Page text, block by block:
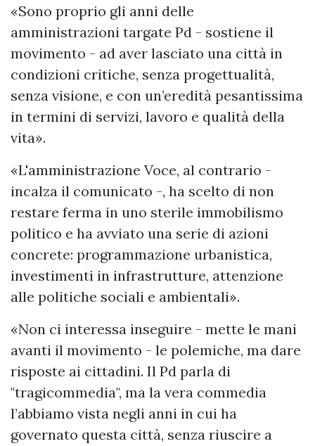
«Sono proprio gli anni delle
amministrazioni targate Pd - sostiene il
movimento - ad aver lasciato una città in
condizioni critiche, senza progettualità,
senza visione, e con un’eredità pesantissima
in termini di servizi, lavoro e qualità della
vita».
«L'amministrazione Voce, al contrario -
incalza il comunicato -, ha scelto di non
restare ferma in uno sterile immobilismo
politico e ha avviato una serie di azioni
concrete: programmazione urbanistica,
investimenti in infrastrutture, attenzione
alle politiche sociali e ambientali».
«Non ci interessa inseguire - mette le mani
avanti il movimento - le polemiche, ma dare
risposte ai cittadini. Il Pd parla di
"tragicommedia", ma la vera commedia
l’abbiamo vista negli anni in cui ha
governato questa città, senza riuscire a